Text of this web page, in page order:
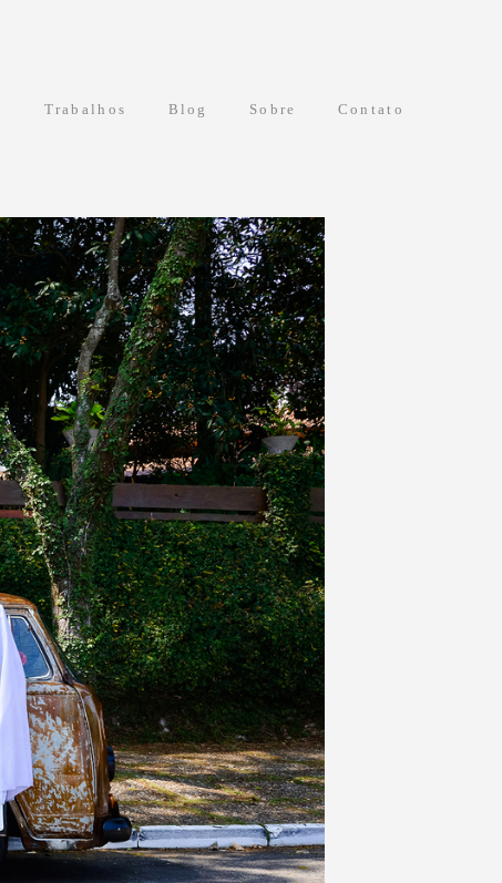
Trabalhos Blog Sobre Contato